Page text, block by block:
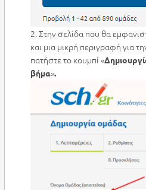
2. Στην σελίδα που θα
και μια μικρή περιγραφή για
πατήστε το κουμπί «
βήμα».